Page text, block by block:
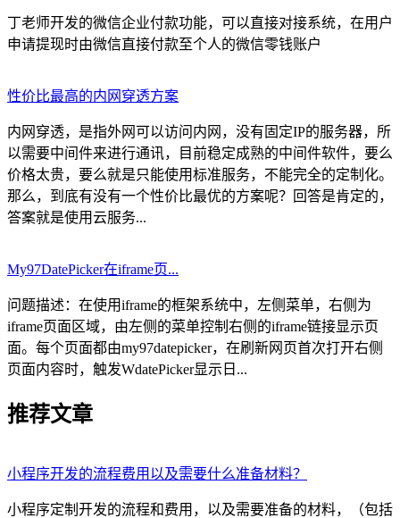
丁老师开发的微信企业付款功能，可以直接对接系统，在用户
申请提现时由微信直接付款至个人的微信零钱账户
性价比最高的内网穿透方案
内网穿透，是指外网可以访问内网，没有固定IP的服务器，所
以需要中间件来进行通讯，目前稳定成熟的中间件软件，要么
价格太贵，要么就是只能使用标准服务，不能完全的定制化。
那么，到底有没有一个性价比最优的方案呢？回答是肯定的，
答案就是使用云服务...
My97DatePicker在iframe页...
问题描述：在使用iframe的框架系统中，左侧菜单，右侧为
iframe页面区域，由左侧的菜单控制右侧的iframe链接显示页
面。每个页面都由my97datepicker，在刷新网页首次打开右侧
页面内容时，触发WdatePicker显示日...
推荐文章
小程序开发的流程费用以及需要什么准备材料？
小程序定制开发的流程和费用，以及需要准备的材料，（包括